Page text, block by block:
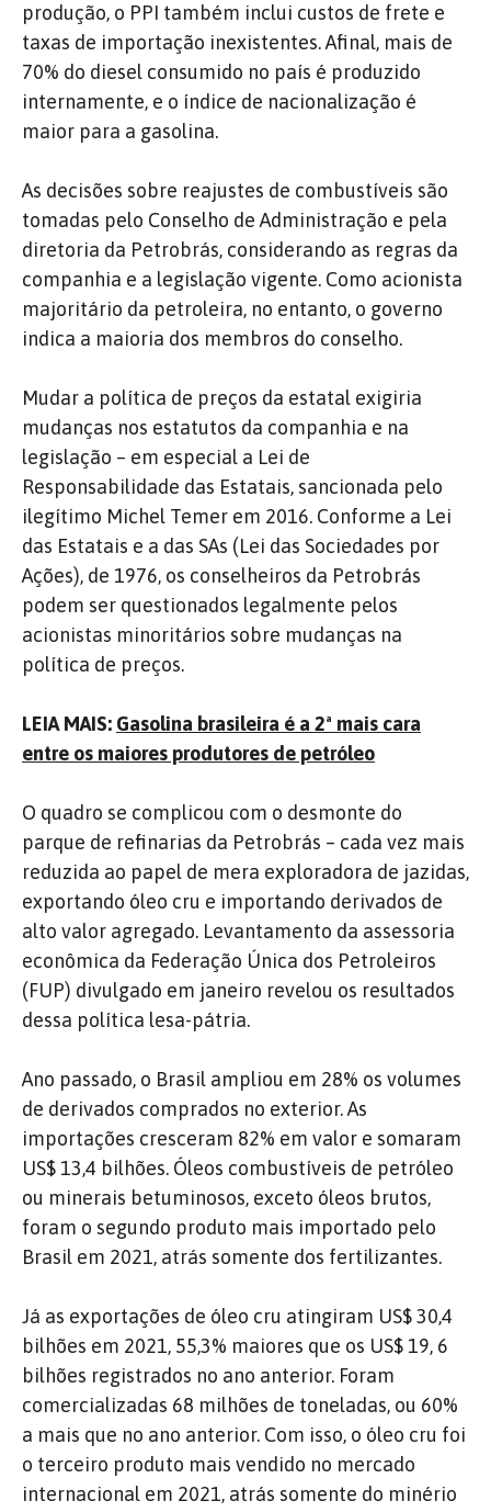
produção, o PPI também inclui custos de frete e
taxas de importação inexistentes. Afinal, mais de
70% do diesel consumido no país é produzido
internamente, e o índice de nacionalização é
maior para a gasolina.
As decisões sobre reajustes de combustíveis são
tomadas pelo Conselho de Administração e pela
diretoria da Petrobrás, considerando as regras da
companhia e a legislação vigente. Como acionista
majoritário da petroleira, no entanto, o governo
indica a maioria dos membros do conselho.
Mudar a política de preços da estatal exigiria
mudanças nos estatutos da companhia e na
legislação – em especial a Lei de
Responsabilidade das Estatais, sancionada pelo
ilegítimo Michel Temer em 2016. Conforme a Lei
das Estatais e a das SAs (Lei das Sociedades por
Ações), de 1976, os conselheiros da Petrobrás
podem ser questionados legalmente pelos
acionistas minoritários sobre mudanças na
política de preços.
LEIA MAIS: Gasolina brasileira é a 2ª mais cara
entre os maiores produtores de petróleo
O quadro se complicou com o desmonte do
parque de refinarias da Petrobrás – cada vez mais
reduzida ao papel de mera exploradora de jazidas,
exportando óleo cru e importando derivados de
alto valor agregado. Levantamento da assessoria
econômica da Federação Única dos Petroleiros
(FUP) divulgado em janeiro revelou os resultados
dessa política lesa-pátria.
Ano passado, o Brasil ampliou em 28% os volumes
de derivados comprados no exterior. As
importações cresceram 82% em valor e somaram
US$ 13,4 bilhões. Óleos combustíveis de petróleo
ou minerais betuminosos, exceto óleos brutos,
foram o segundo produto mais importado pelo
Brasil em 2021, atrás somente dos fertilizantes.
Já as exportações de óleo cru atingiram US$ 30,4
bilhões em 2021, 55,3% maiores que os US$ 19, 6
bilhões registrados no ano anterior. Foram
comercializadas 68 milhões de toneladas, ou 60%
a mais que no ano anterior. Com isso, o óleo cru foi
o terceiro produto mais vendido no mercado
internacional em 2021, atrás somente do minério